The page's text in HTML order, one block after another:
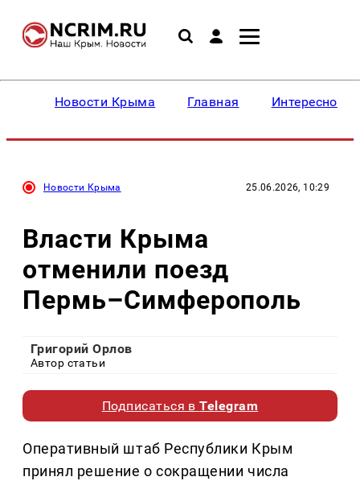
Новости Крыма Главная Интересное
Новости Крыма 25.06.2026, 10:29
Власти Крыма
отменили поезд
Пермь–Симферополь
Григорий Орлов
Автор статьи
Подписаться вTelegram
Оперативный штаб Республики Крым
принял решение о сокращении числа